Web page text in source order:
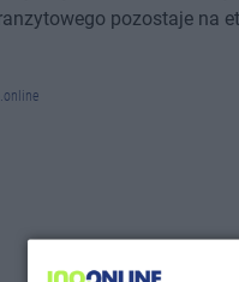
pozostaje na